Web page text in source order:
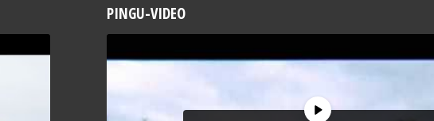
PINGU-VIDEO